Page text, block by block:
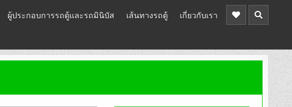
ผู้ประกอบการรถตู้และรถมินิบัส เส้นทางรถตู้ เกี่ยวกับเรา